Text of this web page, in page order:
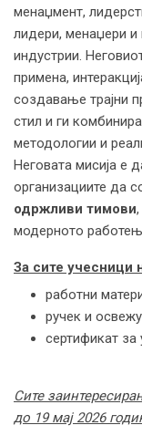
менаџмент,
лидери, менаџери
индустрии.
примена,
создавање трајни
стил и ги
методологии и
Неговата мисија е
организациите да
одржливи тимови
модерното
За сите учесници
работни
ручек и
сертификат за
Сите
до 19 мај 2026